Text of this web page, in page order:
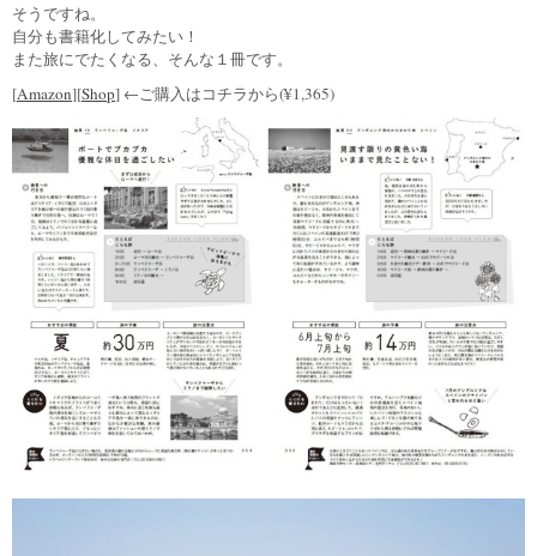
そうですね。
自分も書籍化してみたい！
また旅にでたくなる、そんな１冊です。
[Amazon][Shop] ←ご購入はコチラから(¥1,365)